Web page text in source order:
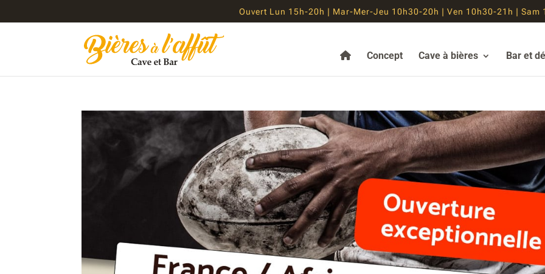
Ouvert Lun 15h-20h | Mar-Mer-Jeu 10h30-20h | Ven 10h30-21h | Sam
Concept Cave à bières Bar et